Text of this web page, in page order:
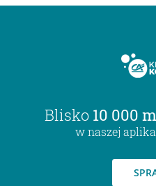
Blisko 10 000
w naszej